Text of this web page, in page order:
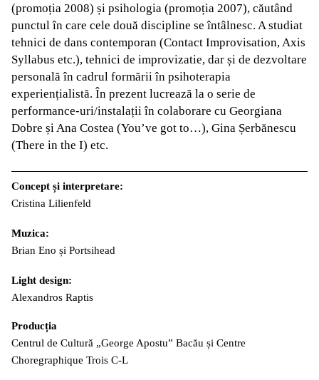
(promoția 2008) și psihologia (promoția 2007), căutând
punctul în care cele două discipline se întâlnesc. A studiat
tehnici de dans contemporan (Contact Improvisation, Axis
Syllabus etc.), tehnici de improvizatie, dar și de dezvoltare
personală în cadrul formării în psihoterapia
experiențialistă. În prezent lucrează la o serie de
performance-uri/instalații în colaborare cu Georgiana
Dobre și Ana Costea (You’ve got to…), Gina Șerbănescu
(There in the I) etc.
Concept și interpretare:
Cristina Lilienfeld
Muzica:
Brian Eno și Portsihead
Light design:
Alexandros Raptis
Producția
Centrul de Cultură „George Apostu” Bacău și Centre
Choregraphique Trois C-L